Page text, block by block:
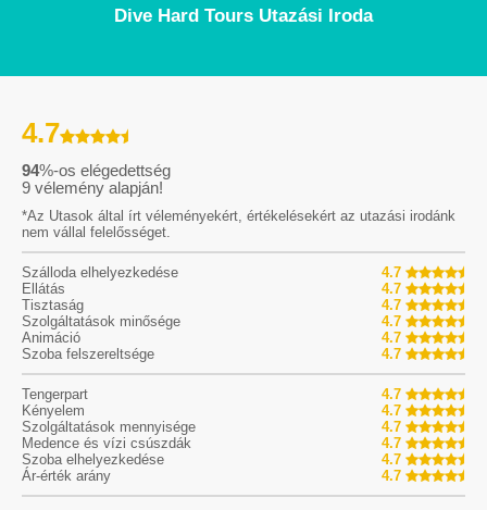
Dive Hard Tours Utazási Iroda
4.7
94%-os elégedettség
9 vélemény alapján!
*Az Utasok által írt véleményekért, értékelésekért az utazási irodánk
nem vállal felelősséget.
Szálloda elhelyezkedése
4.7
Ellátás
4.7
Tisztaság
4.7
Szolgáltatások minősége
4.7
Animáció
4.7
Szoba felszereltsége
4.7
Tengerpart
4.7
Kényelem
4.7
Szolgáltatások mennyisége
4.7
Medence és vízi csúszdák
4.7
Szoba elhelyezkedése
4.7
Ár-érték arány
4.7